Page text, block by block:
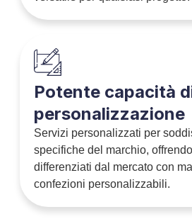
Potente capacità
personalizzazione
Servizi personalizzati per
specifiche del marchio,
differenziati dal mercato con
confezioni personalizzabili.